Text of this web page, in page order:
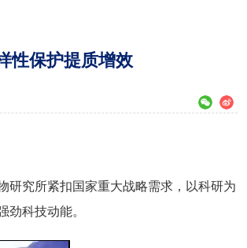
性保护提质增效
研究所紧扣国家重大战略需求，以科研为
科技动能。